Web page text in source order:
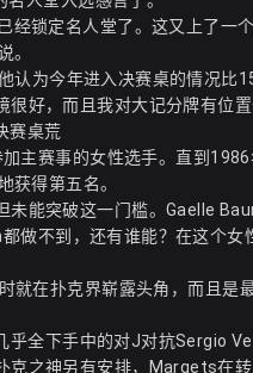
经锁定名人堂了。这又上了一
。
为今年进入决赛桌的情况比
很好，而且我对大记分牌有位
赛桌荒
主赛事的女性选手。直到
获得第五名。
未能突破这一门槛。Gaelle
做不到，还有谁能？在这个女
在扑克界崭露头角，而且是
全下手中的对J对抗Sergio
克之神另有安排，Margets在